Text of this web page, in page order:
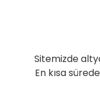
Sitemizde
En kısa